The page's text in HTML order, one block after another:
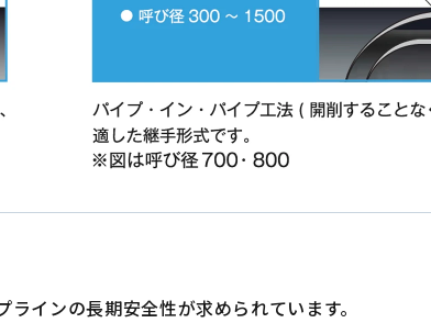
インの長期安全性が求められています。